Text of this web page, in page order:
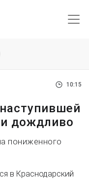
10:15
дождливо
пониженного
в Краснодарский